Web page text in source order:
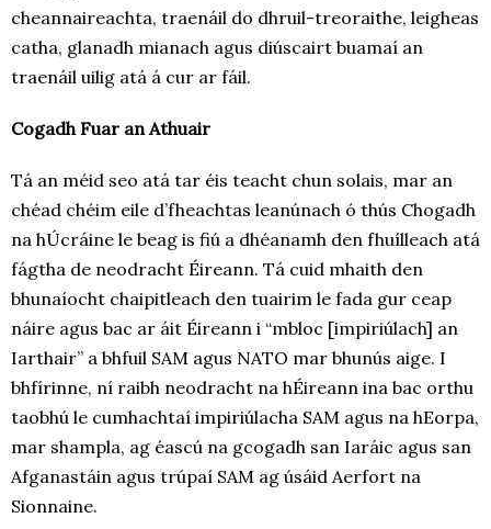
cheannaireachta, traenáil do dhruil-treoraithe, leigheas
catha, glanadh mianach agus diúscairt buamaí an
traenáil uilig atá á cur ar fáil.
Cogadh Fuar an Athuair
Tá an méid seo atá tar éis teacht chun solais, mar an
chéad chéim eile d’fheachtas leanúnach ó thús Chogadh
na hÚcráine le beag is fiú a dhéanamh den fhuílleach atá
fágtha de neodracht Éireann. Tá cuid mhaith den
bhunaíocht chaipitleach den tuairim le fada gur ceap
náire agus bac ar áit Éireann i “mbloc [impiriúlach] an
Iarthair” a bhfuil SAM agus NATO mar bhunús aige. I
bhfírinne, ní raibh neodracht na hÉireann ina bac orthu
taobhú le cumhachtaí impiriúlacha SAM agus na hEorpa,
mar shampla, ag éascú na gcogadh san Iaráic agus san
Afganastáin agus trúpaí SAM ag úsáid Aerfort na
Sionnaine.